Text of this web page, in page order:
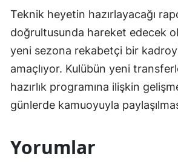
Teknik heyetin hazırlayacağı
doğrultusunda hareket edecek
yeni sezona rekabetçi bir
amaçlıyor. Kulübün yeni
hazırlık programına ilişkin
günlerde kamuoyuyla
Yorumlar